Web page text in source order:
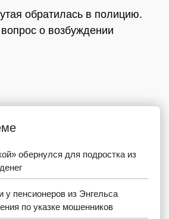
обратилась в полицию.
о возбуждении
обернулся для подростка из
у пенсионеров из Энгельса
по указке мошенников